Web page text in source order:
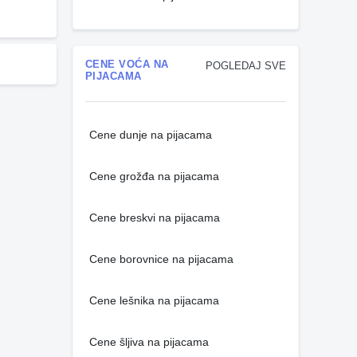
POGLEDAJ SVE
CENE VOĆA NA
PIJACAMA
Cene dunje na pijacama
Cene grožđa na pijacama
Cene breskvi na pijacama
Cene borovnice na pijacama
Cene lešnika na pijacama
Cene šljiva na pijacama